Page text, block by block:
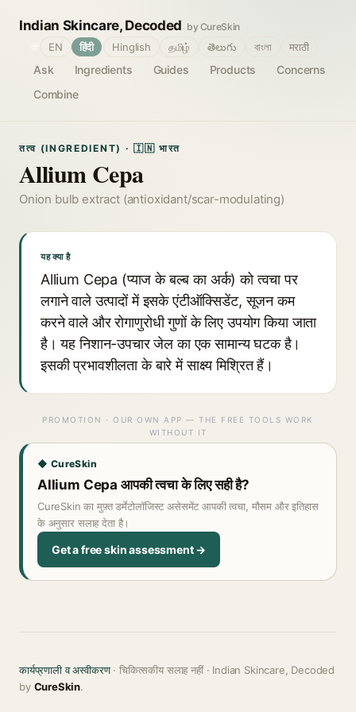
Indian Skincare, Decoded by CureSkin
Ask Ingredients Guides Products
Concerns
Combine
EN हिंदी Hinglish தமிழ் తెలుగు বাংলা मराठी
तत्व (INGREDIENT) · 🇮🇳 भारत
Allium Cepa
Onion bulb extract (antioxidant/scar-modulating)
यह क्या है
Allium Cepa (प्याज के बल्ब का अर्क) को त्वचा पर
लगाने वाले उत्पादों में इसके एंटीऑक्सिडेंट, सूजन कम
करने वाले और रोगाणुरोधी गुणों के लिए उपयोग किया जाता
है। यह निशान-उपचार जेल का एक सामान्य घटक है।
इसकी प्रभावशीलता के बारे में साक्ष्य मिश्रित हैं।
PROMOTION · OUR OWN APP — THE FREE TOOLS WORK
WITHOUT IT
◆ CureSkin
Allium Cepa आपकी त्वचा के लिए सही है?
CureSkin का मुफ़्त डर्मेटोलॉजिस्ट असेसमेंट आपकी त्वचा, मौसम और इतिहास
के अनुसार सलाह देता है।
Get a free skin assessment →
कार्यप्रणाली व अस्वीकरण· चिकित्सकीय सलाह नहीं · Indian Skincare, Decoded
by CureSkin.